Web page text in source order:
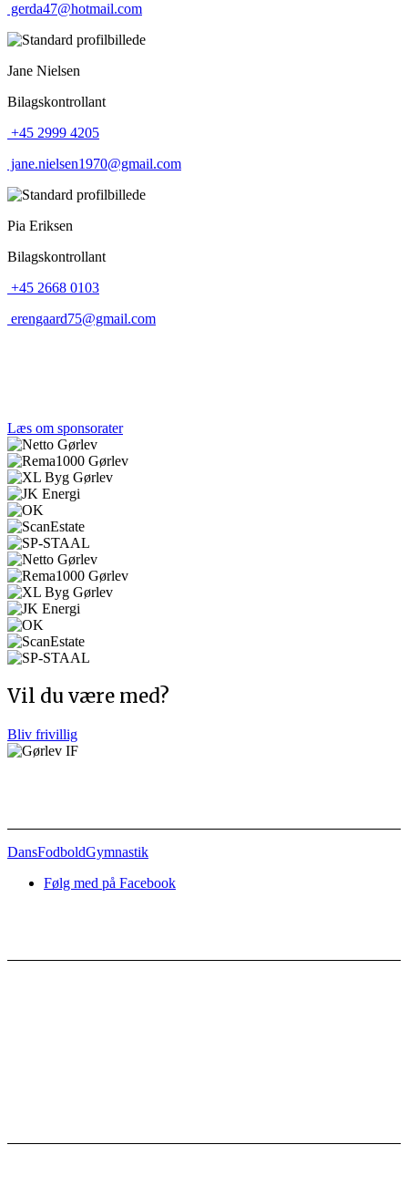
gerda47@hotmail.com
Jane Nielsen
Bilagskontrollant
+45 2999 4205
jane.nielsen1970@gmail.com
Pia Eriksen
Bilagskontrollant
+45 2668 0103
erengaard75@gmail.com
Læs om sponsorater
Vil du være med?
Bliv frivillig
DansFodboldGymnastik
Følg med på Facebook